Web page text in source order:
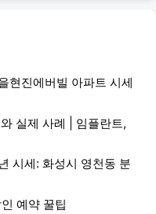
현진에버빌 아파트 시세
실제 사례 | 임플란트,
시세: 화성시 영천동 분
예약 꿀팁